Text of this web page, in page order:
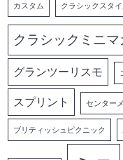
カスタム クラシックスタ
クラシックミニマ
グランツーリスモ
スプリント センター
ブリティッシュピクニック